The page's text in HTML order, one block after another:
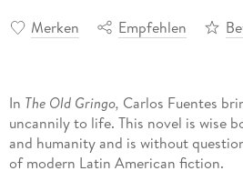
Merken Empfehlen
In The Old Gringo, Carlos Fuentes
uncannily to life. This novel is wise
and humanity and is without
of modern Latin American fiction.